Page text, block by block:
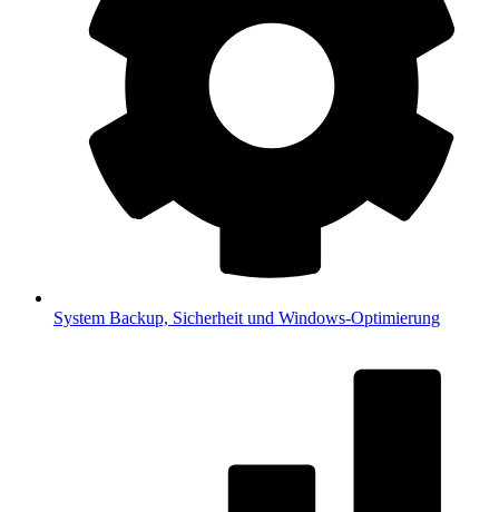
System Backup, Sicherheit und Windows-Optimierung